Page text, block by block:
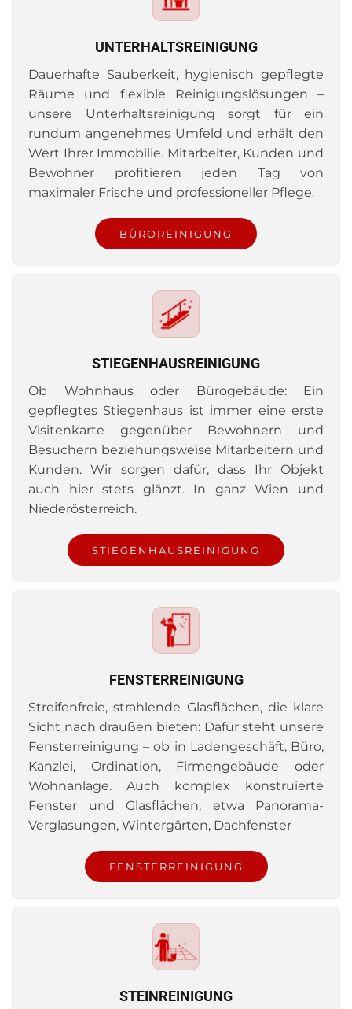
UNTERHALTSREINIGUNG
Dauerhafte Sauberkeit, hygienisch gepflegte
Räume und flexible Reinigungslösungen –
unsere Unterhaltsreinigung sorgt für ein
rundum angenehmes Umfeld und erhält den
Wert Ihrer Immobilie. Mitarbeiter, Kunden und
Bewohner profitieren jeden Tag von
maximaler Frische und professioneller Pflege.
BÜROREINIGUNG
STIEGENHAUSREINIGUNG
Ob Wohnhaus oder Bürogebäude: Ein
gepflegtes Stiegenhaus ist immer eine erste
Visitenkarte gegenüber Bewohnern und
Besuchern beziehungsweise Mitarbeitern und
Kunden. Wir sorgen dafür, dass Ihr Objekt
auch hier stets glänzt. In ganz Wien und
Niederösterreich.
STIEGENHAUSREINIGUNG
FENSTERREINIGUNG
Streifenfreie, strahlende Glasflächen, die klare
Sicht nach draußen bieten: Dafür steht unsere
Fensterreinigung – ob in Ladengeschäft, Büro,
Kanzlei, Ordination, Firmengebäude oder
Wohnanlage. Auch komplex konstruierte
Fenster und Glasflächen, etwa Panorama-
Verglasungen, Wintergärten, Dachfenster
FENSTERREINIGUNG
STEINREINIGUNG